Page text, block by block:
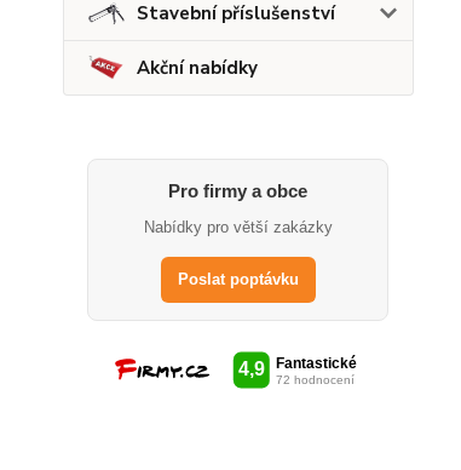
Stavební příslušenství
Akční nabídky
Pro firmy a obce
Nabídky pro větší zakázky
Poslat poptávku